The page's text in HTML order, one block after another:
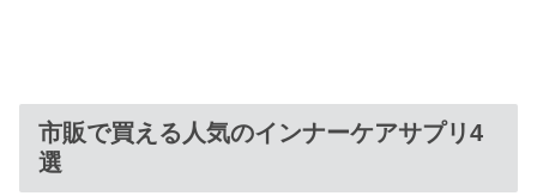
市販で買える人気のインナーケアサプリ4
選